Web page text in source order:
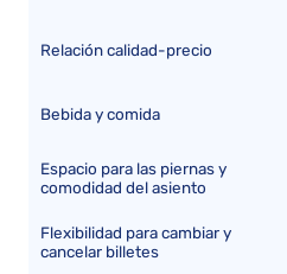
Relación calidad-precio
Bebida y comida
Espacio para las piernas y
comodidad del asiento
Flexibilidad para cambiar y
cancelar billetes